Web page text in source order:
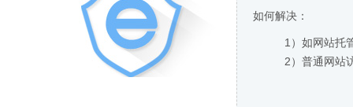
如何解决：
1）如网站托
2）普通网站